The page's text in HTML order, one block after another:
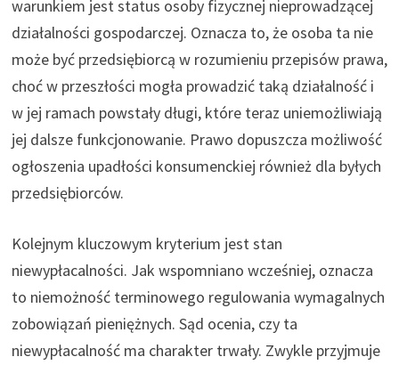
warunkiem jest status osoby fizycznej nieprowadzącej
działalności gospodarczej. Oznacza to, że osoba ta nie
może być przedsiębiorcą w rozumieniu przepisów prawa,
choć w przeszłości mogła prowadzić taką działalność i
w jej ramach powstały długi, które teraz uniemożliwiają
jej dalsze funkcjonowanie. Prawo dopuszcza możliwość
ogłoszenia upadłości konsumenckiej również dla byłych
przedsiębiorców.
Kolejnym kluczowym kryterium jest stan
niewypłacalności. Jak wspomniano wcześniej, oznacza
to niemożność terminowego regulowania wymagalnych
zobowiązań pieniężnych. Sąd ocenia, czy ta
niewypłacalność ma charakter trwały. Zwykle przyjmuje